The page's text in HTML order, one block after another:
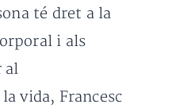
té dret a la
i als
al
vida, Francesc